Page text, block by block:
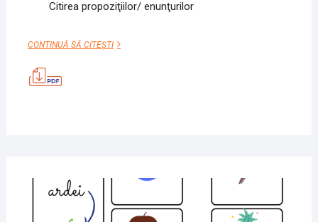
Citirea propoziţiilor/ enunţurilor
CONTINUĂ SĂ CITEȘTIPOEZIA